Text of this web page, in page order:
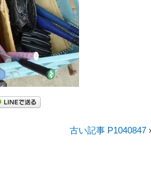
古い記事 P1040847